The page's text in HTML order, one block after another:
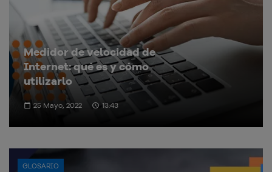
Medidor de velocidad de
Internet: qué es y cómo
utilizarlo
25 Mayo, 2022 13:43
GLOSARIO